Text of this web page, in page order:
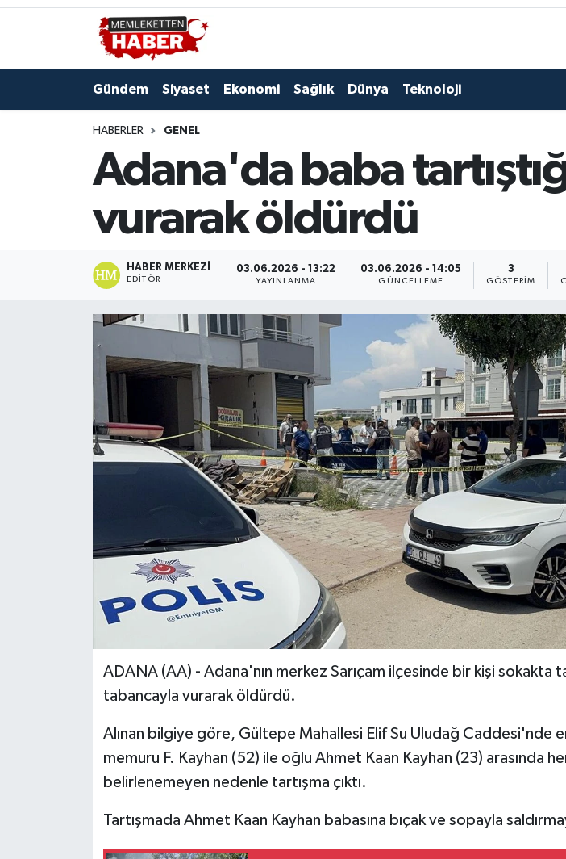
Gündem Siyaset Ekonomi Sağlık Dünya Teknoloji
HABERLER GENEL
Adana'da baba
vurarak öldürdü
HABER MERKEZI
EDITÖR
03.06.2026 - 13:22
YAYINLANMA
03.06.2026 - 14:05
GÜNCELLEME
3
GÖSTERIM
ADANA (AA) - Adana'nın merkez Sarıçam ilçesinde bir kişi sokakta
tabancayla vurarak öldürdü.
Alınan bilgiye göre, Gültepe Mahallesi Elif Su Uludağ Caddesi'nde
memuru F. Kayhan (52) ile oğlu Ahmet Kaan Kayhan (23) arasında
belirlenemeyen nedenle tartışma çıktı.
Tartışmada Ahmet Kaan Kayhan babasına bıçak ve sopayla